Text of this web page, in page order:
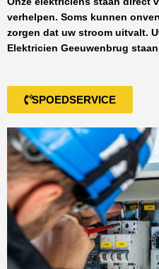
verhelpen. Soms kunnen
zorgen dat uw stroom uitvalt.
Elektricien Geeuwenbrug
SPOEDSERVICE